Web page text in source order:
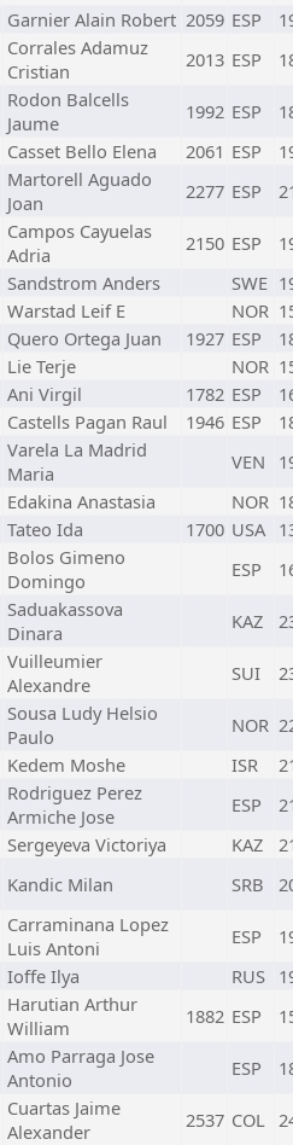
Garnier Alain Robert 2059 ESP
Corrales Adamuz
Cristian
2013 ESP
Rodon Balcells
Jaume
1992 ESP
Casset Bello Elena 2061 ESP
Martorell Aguado
Joan
2277 ESP
Campos Cayuelas
Adria
2150 ESP
Sandstrom Anders SWE
Warstad Leif E NOR
Quero Ortega Juan 1927 ESP
Lie Terje NOR
Ani Virgil 1782 ESP
Castells Pagan Raul 1946 ESP
Varela La Madrid
Maria
VEN
Edakina Anastasia NOR
Tateo Ida 1700 USA
Bolos Gimeno
Domingo
ESP
Saduakassova
Dinara
KAZ
Vuilleumier
Alexandre
SUI
Sousa Ludy Helsio
Paulo
NOR
Kedem Moshe ISR
Rodriguez Perez
Armiche Jose
ESP
Sergeyeva Victoriya KAZ
Kandic Milan SRB
Carraminana Lopez
Luis Antoni
ESP
Ioffe Ilya RUS
Harutian Arthur
William
1882 ESP
Amo Parraga Jose
Antonio
ESP
Cuartas Jaime
Alexander
2537 COL